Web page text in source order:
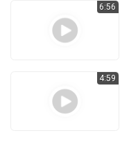
6:56
4:59